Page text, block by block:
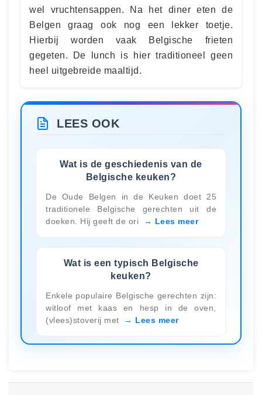
wel vruchtensappen. Na het diner eten de
Belgen graag ook nog een lekker toetje.
Hierbij worden vaak Belgische frieten
gegeten. De lunch is hier traditioneel geen
heel uitgebreide maaltijd.
LEES OOK
Wat is de geschiedenis van de
Belgische keuken?
De Oude Belgen in de Keuken doet 25
traditionele Belgische gerechten uit de
doeken. Hij geeft de ori
Lees meer
Wat is een typisch Belgische
keuken?
Enkele populaire Belgische gerechten zijn:
witloof met kaas en hesp in de oven,
(vlees)stoverij met
Lees meer